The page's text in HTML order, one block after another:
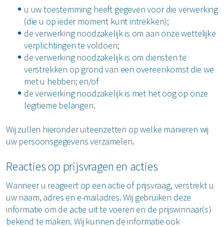
Puin
Restafval
Vertrouwelijk papier
Alle soorten afval
u uw toestemming heeft gegeven voor die verwerking
(die u op ieder moment kunt intrekken);
de verwerking noodzakelijk is om aan onze wettelijke
verplichtingen te voldoen;
de verwerking noodzakelijk is om diensten te
verstrekken op grond van een overeenkomst die we
met u hebben; en/of
de verwerking noodzakelijk is met het oog op onze
legitieme belangen.
Wij zullen hieronder uiteenzetten op welke manieren wij
uw persoonsgegevens verzamelen.
Reacties op prijsvragen en acties
Wanneer u reageert op een actie of prijsvraag, verstrekt u
uw naam, adres en e-mailadres. Wij gebruiken deze
informatie om de actie uit te voeren en de prijswinnaar(s)
bekend te maken. Wij kunnen de informatie ook